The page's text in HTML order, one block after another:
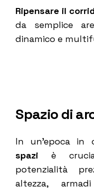
Ripensare il
da semplice
dinamico e
Spazio di
In un’epoca in
spazi è
potenzialità
altezza,